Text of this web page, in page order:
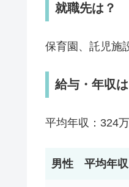
就職先は？
保育園、託児施
給与・年収は
平均年収：324
男性 平均年収